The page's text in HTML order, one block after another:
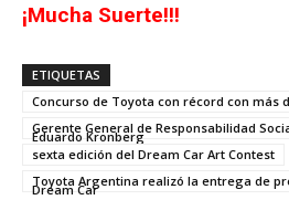
¡Mucha Suerte!!!
ETIQUETAS
Concurso de Toyota con récord con más
Gerente General de Responsabilidad
Eduardo Kronberg
sexta edición del Dream Car Art Contest
Toyota Argentina realizó la entrega de
Dream Car